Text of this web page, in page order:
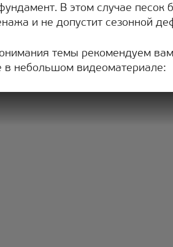
В этом случае песок
и не допустит сезонной
темы рекомендуем
в небольшом видеоматериале: